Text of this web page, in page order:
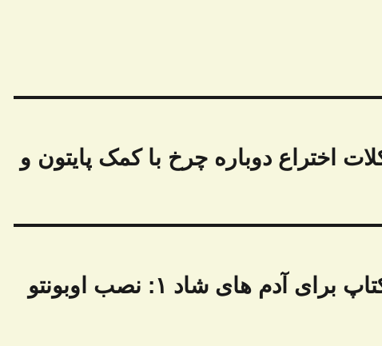
مشکلات اختراع دوباره چرخ با کمک پایتون و
جادی تی وی ۰۱۱ – لینوکس دسکتاپ برای آدم های شاد ۱: نصب اوبونتو